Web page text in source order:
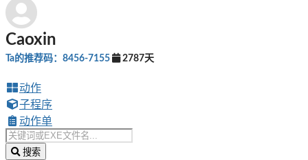
Caoxin
Ta的推荐码：8456-7155 2787天
动作
子程序
动作单
搜索